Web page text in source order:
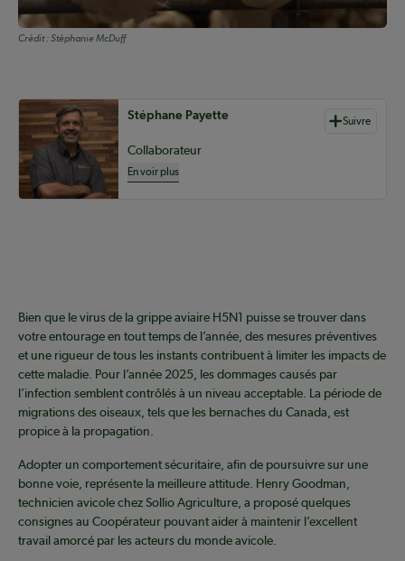
Crédit :Stéphanie McDuff
Auteurs de contenu
Stéphane Payette Suivre
Collaborateur
En voir plus
Bien que le virus de la grippe aviaire H5N1 puisse se trouver dans
votre entourage en tout temps de l’année, des mesures préventives
et une rigueur de tous les instants contribuent à limiter les impacts de
cette maladie. Pour l’année 2025, les dommages causés par
l’infection semblent contrôlés à un niveau acceptable. La période de
migrations des oiseaux, tels que les bernaches du Canada, est
propice à la propagation.
Adopter un comportement sécuritaire, afin de poursuivre sur une
bonne voie, représente la meilleure attitude. Henry Goodman,
technicien avicole chez Sollio Agriculture, a proposé quelques
consignes au Coopérateur pouvant aider à maintenir l’excellent
travail amorcé par les acteurs du monde avicole.